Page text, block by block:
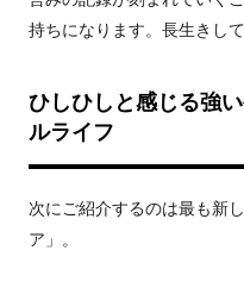
持ちになります。長生きし
ひしひしと感じる強
ルライフ
次にご紹介するのは最も新
ア」。